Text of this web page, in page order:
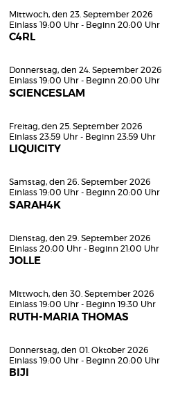
Mittwoch, den 23. September 2026
Einlass 19:00 Uhr - Beginn 20:00 Uhr
C4RL
Donnerstag, den 24. September 2026
Einlass 19:00 Uhr - Beginn 20:00 Uhr
SCIENCESLAM
Freitag, den 25. September 2026
Einlass 23:59 Uhr - Beginn 23:59 Uhr
LIQUICITY
Samstag, den 26. September 2026
Einlass 19:00 Uhr - Beginn 20:00 Uhr
SARAH4K
Dienstag, den 29. September 2026
Einlass 20:00 Uhr - Beginn 21:00 Uhr
JOLLE
Mittwoch, den 30. September 2026
Einlass 19:00 Uhr - Beginn 19:30 Uhr
RUTH-MARIA THOMAS
Donnerstag, den 01. Oktober 2026
Einlass 19:00 Uhr - Beginn 20:00 Uhr
BIJI